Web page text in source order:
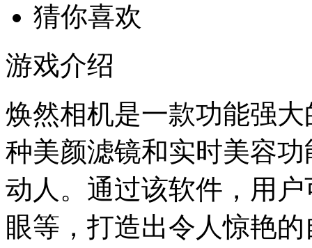
猜你喜欢
游戏介绍
焕然相机是一款功能强
种美颜滤镜和实时美容
动人。通过该软件，用
眼等，打造出令人惊艳